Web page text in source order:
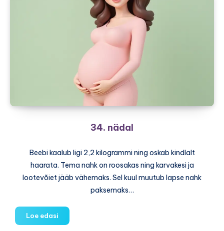
34. nädal
Beebi kaalub ligi 2,2 kilogrammi ning oskab kindlalt
haarata. Tema nahk on roosakas ning karvakesi ja
lootevõiet jääb vähemaks. Sel kuul muutub lapse nahk
paksemaks…
Loe edasi
nädal